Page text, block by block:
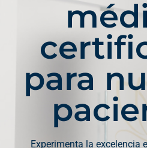
para
Experimenta la excelencia